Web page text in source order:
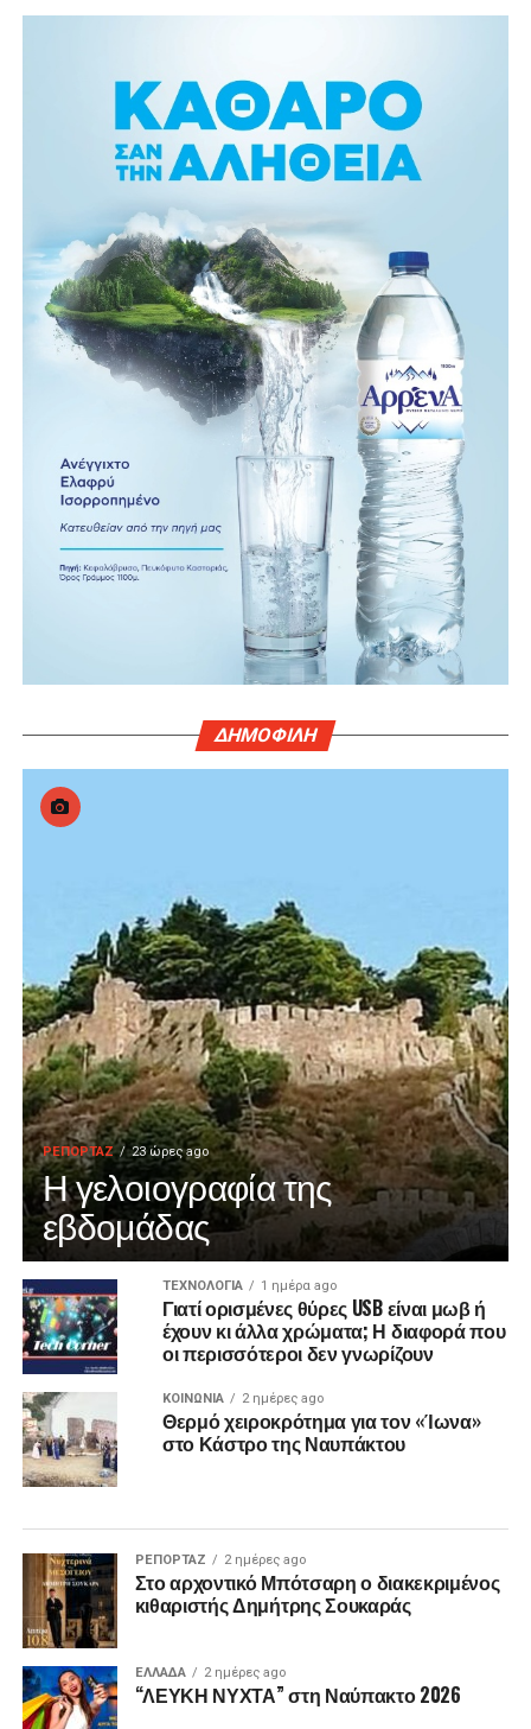
ΔΗΜΟΦΙΛΗ
ΡΕΠΟΡΤΑΖ 23 ώρες ago
Η γελοιογραφία της
εβδομάδας
ΤΕΧΝΟΛΟΓΙΑ 1 ημέρα ago
Γιατί ορισμένες θύρες USB είναι μωβ ή
έχουν κι άλλα χρώματα; Η διαφορά που
οι περισσότεροι δεν γνωρίζουν
ΚΟΙΝΩΝΙΑ 2 ημέρες ago
Θερμό χειροκρότημα για τον «Ίωνα»
στο Κάστρο της Ναυπάκτου
ΡΕΠΟΡΤΑΖ 2 ημέρες ago
Στο αρχοντικό Μπότσαρη ο διακεκριμένος
κιθαριστής Δημήτρης Σουκαράς
ΕΛΛΑΔΑ 2 ημέρες ago
“ΛΕΥΚΗ ΝΥΧΤΑ” στη Ναύπακτο 2026